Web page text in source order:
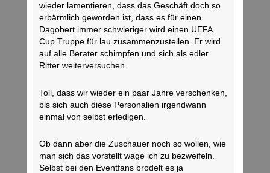
wieder lamentieren, dass das Geschäft doch so
erbärmlich geworden ist, dass es für einen
Dagobert immer schwieriger wird einen UEFA
Cup Truppe für lau zusammenzustellen. Er wird
auf alle Berater schimpfen und sich als edler
Ritter weiterversuchen.
Toll, dass wir wieder ein paar Jahre verschenken,
bis sich auch diese Personalien irgendwann
einmal von selbst erledigen.
Ob dann aber die Zuschauer noch so wollen, wie
man sich das vorstellt wage ich zu bezweifeln.
Selbst bei den Eventfans brodelt es ja